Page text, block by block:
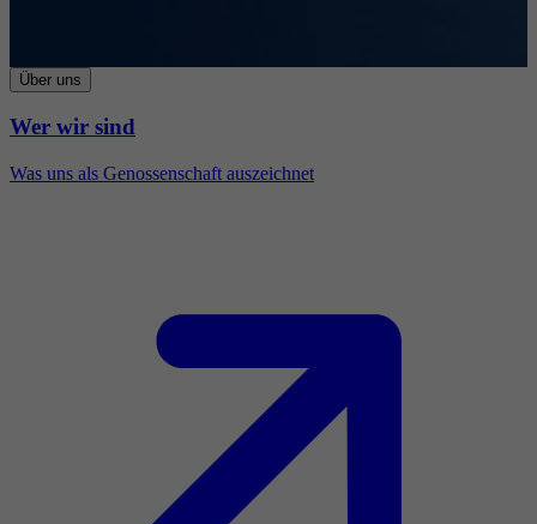
Über uns
Wer wir sind
Was uns als Genossenschaft auszeichnet